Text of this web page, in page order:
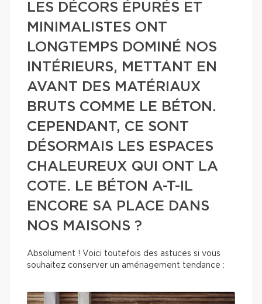
LES DÉCORS ÉPURÉS ET
MINIMALISTES ONT
LONGTEMPS DOMINÉ NOS
INTÉRIEURS, METTANT EN
AVANT DES MATÉRIAUX
BRUTS COMME LE BÉTON.
CEPENDANT, CE SONT
DÉSORMAIS LES ESPACES
CHALEUREUX QUI ONT LA
COTE. LE BÉTON A-T-IL
ENCORE SA PLACE DANS
NOS MAISONS ?
Absolument ! Voici toutefois des astuces si vous
souhaitez conserver un aménagement tendance :